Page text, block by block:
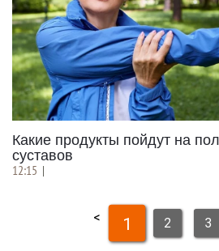
Какие продукты пойдут на
суставов
12:15 |
< 1 2 3